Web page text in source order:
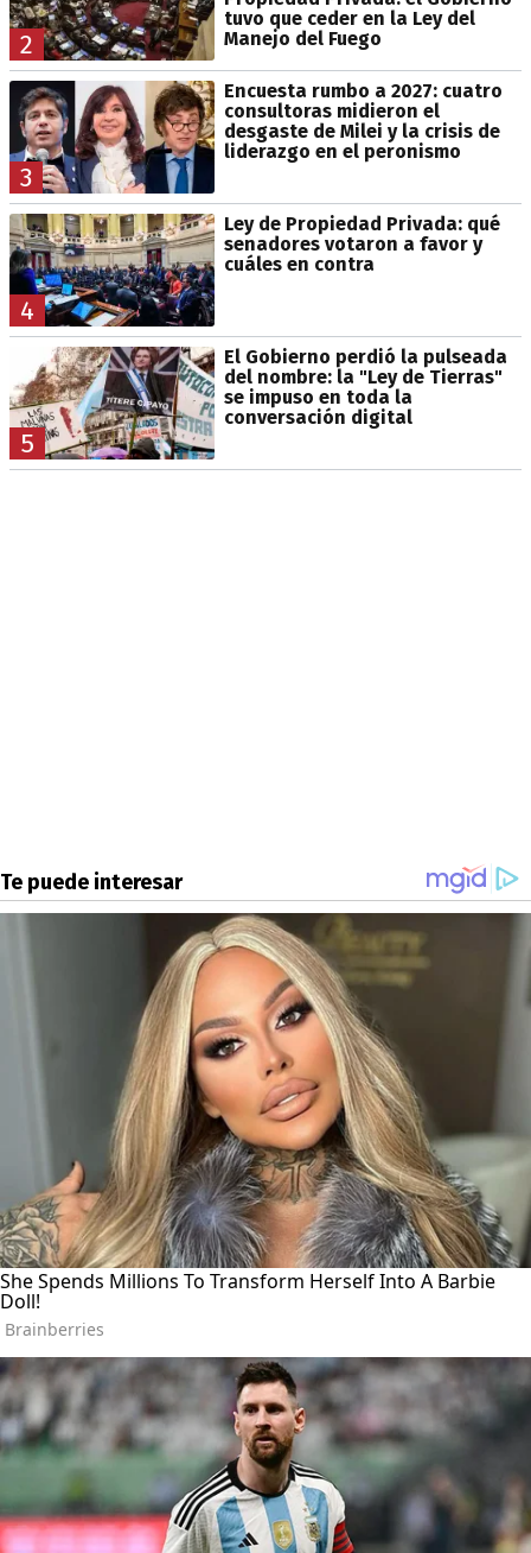
2
tuvo que ceder en la Ley del
Manejo del Fuego
3
Encuesta rumbo a 2027: cuatro
consultoras midieron el
desgaste de Milei y la crisis de
liderazgo en el peronismo
4
Ley de Propiedad Privada: qué
senadores votaron a favor y
cuáles en contra
5
El Gobierno perdió la pulseada
del nombre: la "Ley de Tierras"
se impuso en toda la
conversación digital